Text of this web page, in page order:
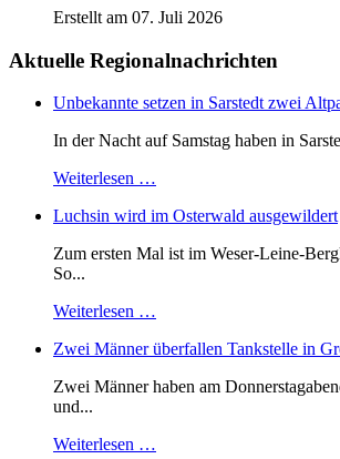
Erstellt am 07. Juli 2026
Aktuelle Regionalnachrichten
Unbekannte setzen in Sarstedt zwei
In der Nacht auf Samstag haben in
Weiterlesen …
Luchsin wird im Osterwald ausgewildert
Zum ersten Mal ist im Weser-Leine-
So...
Weiterlesen …
Zwei Männer überfallen Tankstelle in
Zwei Männer haben am
und...
Weiterlesen …